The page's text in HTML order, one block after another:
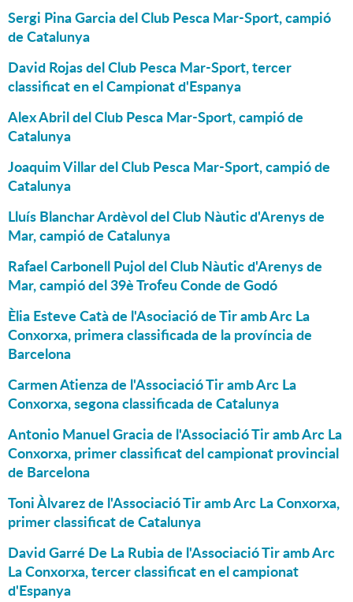
Sergi Pina Garcia del Club Pesca Mar-Sport, campió
de Catalunya
David Rojas del Club Pesca Mar-Sport, tercer
classificat en el Campionat d'Espanya
Alex Abril del Club Pesca Mar-Sport, campió de
Catalunya
Joaquim Villar del Club Pesca Mar-Sport, campió de
Catalunya
Lluís Blanchar Ardèvol del Club Nàutic d'Arenys de
Mar, campió de Catalunya
Rafael Carbonell Pujol del Club Nàutic d'Arenys de
Mar, campió del 39è Trofeu Conde de Godó
Èlia Esteve Catà de l'Asociació de Tir amb Arc La
Conxorxa, primera classificada de la província de
Barcelona
Carmen Atienza de l'Associació Tir amb Arc La
Conxorxa, segona classificada de Catalunya
Antonio Manuel Gracia de l'Associació Tir amb Arc La
Conxorxa, primer classificat del campionat provincial
de Barcelona
Toni Àlvarez de l'Associació Tir amb Arc La Conxorxa,
primer classificat de Catalunya
David Garré De La Rubia de l'Associació Tir amb Arc
La Conxorxa, tercer classificat en el campionat
d'Espanya